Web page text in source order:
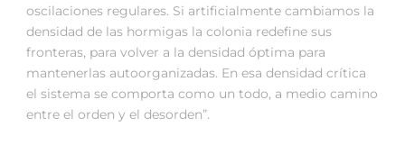
oscilaciones regulares. Si artificialmente cambiamos la
densidad de las hormigas la colonia redefine sus
fronteras, para volver a la densidad óptima para
mantenerlas autoorganizadas. En esa densidad crítica
el sistema se comporta como un todo, a medio camino
entre el orden y el desorden”.